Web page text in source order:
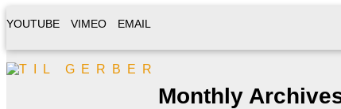
YOUTUBE VIMEO EMAIL
Monthly